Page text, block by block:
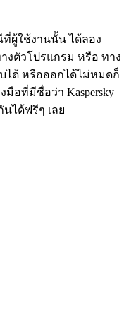
ผู้ใช้งานนั้น ได้ลอง
งตัวโปรแกรม หรือ ทาง
บได้ หรือออกได้ไม่หมดก็
มือที่มีชื่อว่า Kaspersky
นได้ฟรีๆ เลย